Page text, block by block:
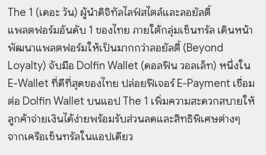
The 1 (เดอะ วัน) ผู้นำดิจิทัลไลฟ์สไตล์และลอยัลตี้
แพลตฟอร์มอันดับ 1 ของไทย ภายใต้กลุ่มเซ็นทรัล เดินหน้า
พัฒนาแพลตฟอร์มให้เป็นมากกว่าลอยัลตี้ (Beyond
Loyalty) จับมือ Dolfin Wallet (ดอลฟิน วอลเล็ท) หนึ่งใน
E-Wallet ที่ดีที่สุดของไทย ปล่อยฟีเจอร์ E-Payment เชื่อม
ต่อ Dolfin Wallet บนแอป The 1 เพิ่มความสะดวกสบายให้
ลูกค้าจ่ายเงินได้ง่ายพร้อมรับส่วนลดและสิทธิพิเศษต่างๆ
จากเครือเซ็นทรัลในแอปเดียว